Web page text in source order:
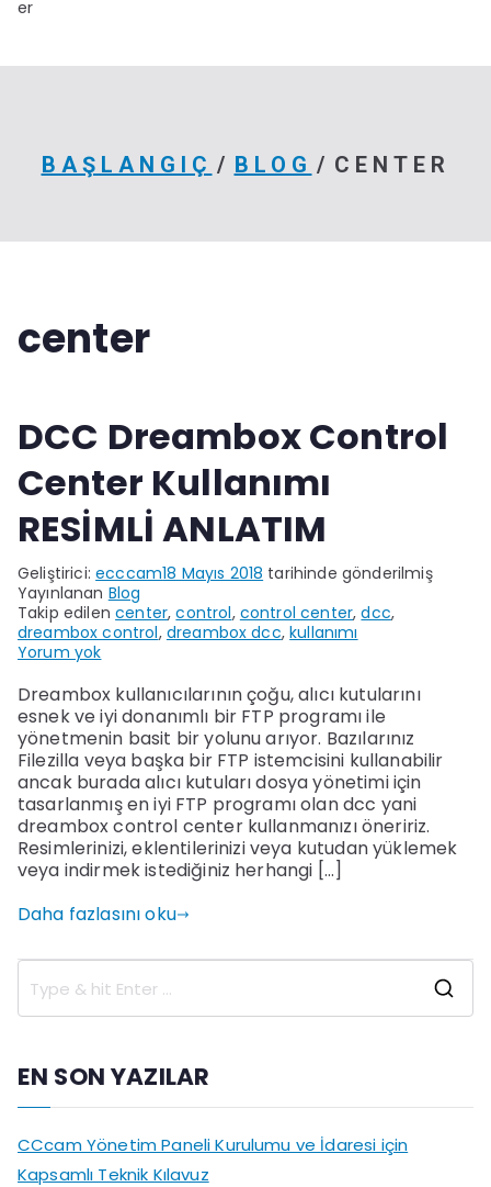
er
BAŞLANGIÇ BLOG CENTER
center
DCC Dreambox Control
Center Kullanımı
RESİMLİ ANLATIM
Geliştirici:ecccam18 Mayıs 2018 tarihinde gönderilmiş
Yayınlanan Blog
Takip edilencenter,control, control center,dcc,
dreambox control, dreambox dcc,kullanımı
Yorum yokDCC
Control
Center
Kullanımı
RESİMLİ
ANLATIM
Dreambox kullanıcılarının çoğu, alıcı kutularını
esnek ve iyi donanımlı bir FTP programı ile
yönetmenin basit bir yolunu arıyor. Bazılarınız
Filezilla veya başka bir FTP istemcisini kullanabilir
ancak burada alıcı kutuları dosya yönetimi için
tasarlanmış en iyi FTP programı olan dcc yani
dreambox control center kullanmanızı öneririz.
Resimlerinizi, eklentilerinizi veya kutudan yüklemek
veya indirmek istediğiniz herhangi […]
Daha fazlasını oku
EN SON YAZILAR
CCcam Yönetim Paneli Kurulumu ve İdaresi için
Kapsamlı Teknik Kılavuz